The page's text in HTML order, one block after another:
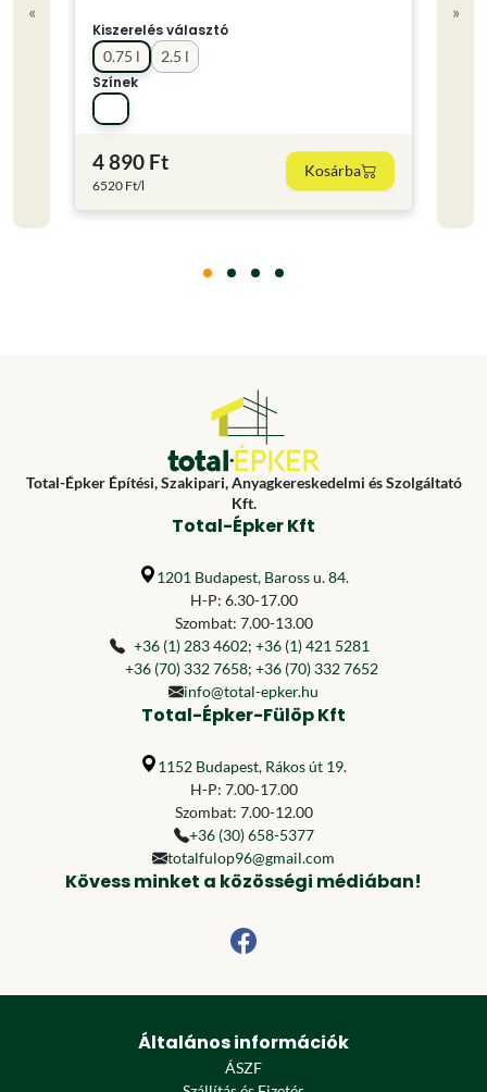
«
Kiszerelés választó
0.75 l
2.5 l
Színek
4 890 Ft
6520 Ft/l
Kosárba
»
Total-Épker Építési, Szakipari, Anyagkereskedelmi és Szolgáltató
Kft.
Total-Épker Kft
1201 Budapest, Baross u. 84.
H-P: 6.30-17.00
Szombat: 7.00-13.00
+36 (1) 283 4602; +36 (1) 421 5281
+36 (70) 332 7658; +36 (70) 332 7652
info@total-epker.hu
Total-Épker-Fülöp Kft
1152 Budapest, Rákos út 19.
H-P: 7.00-17.00
Szombat: 7.00-12.00
+36 (30) 658-5377
totalfulop96@gmail.com
Kövess minket a közösségi médiában!
Általános információk
ÁSZF